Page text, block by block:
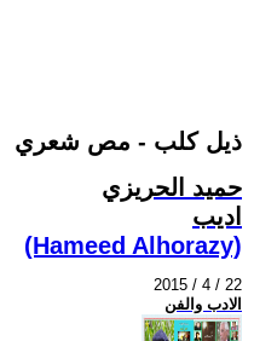
ذيل كلب - مص شعري
حميد الحريزي
اديب
(Hameed Alhorazy)
2015 / 4 / 22
الادب والفن